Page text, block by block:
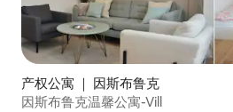
产权公寓 ｜ 因斯布鲁克
因斯布鲁克温馨公寓-Vill